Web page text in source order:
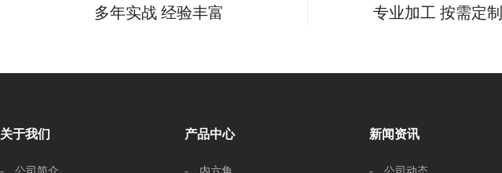
多年实战 经验丰富 专业加工 按需定制
关于我们 产品中心 新闻资讯